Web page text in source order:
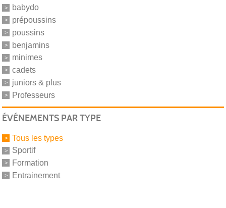
babydo
prépoussins
poussins
benjamins
minimes
cadets
juniors & plus
Professeurs
ÉVÉNEMENTS PAR TYPE
Tous les types
Sportif
Formation
Entrainement